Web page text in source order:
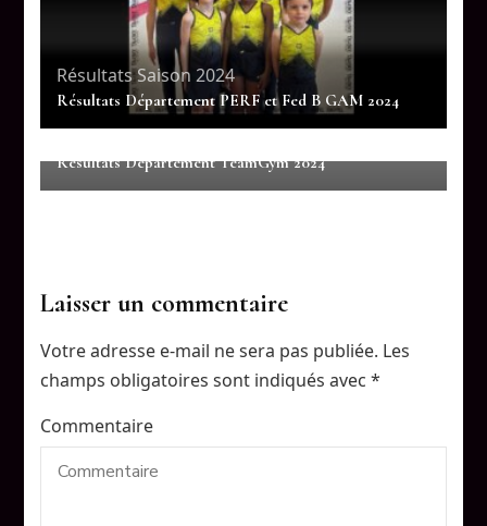
Résultats Saison 2024
Résultats Département PERF et Fed B GAM 2024
Résultats Département TeamGym 2024
Laisser un commentaire
Votre adresse e-mail ne sera pas publiée. Les
champs obligatoires sont indiqués avec*
Commentaire